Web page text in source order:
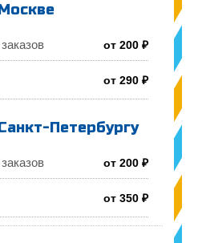
от 200 ₽
от 290 ₽
Петербургу
от 200 ₽
от 350 ₽